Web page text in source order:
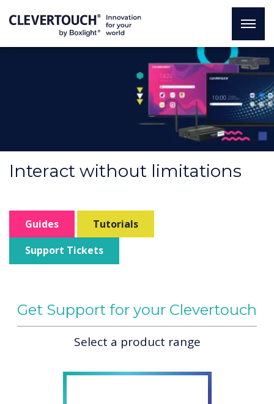
Interact without limitations
Guides
Tutorials
Support Tickets
Get Support for your Clevertouch
Select a product range